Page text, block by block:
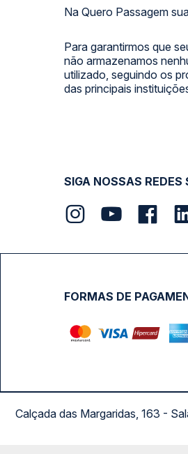
Na Quero Passagem
Para garantirmos que
não armazenamos
utilizado, seguindo os
das principais
SIGA NOSSAS REDES
FORMAS DE
Calçada das Margaridas, 163 -